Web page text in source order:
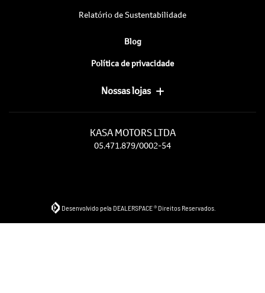
Relatório de Sustentabilidade
Blog
Política de privacidade
Nossas lojas
KASA MOTORS LTDA
05.471.879/0002-54
Desenvolvido pela DEALERSPACE ® Direitos Reservados.